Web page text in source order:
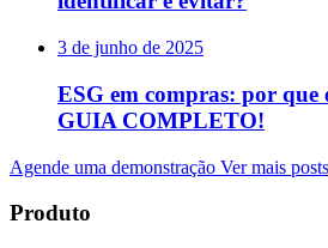
3 de junho de 2025
ESG em compras: por que
GUIA COMPLETO!
Agende uma demonstração Ver mais posts
Produto